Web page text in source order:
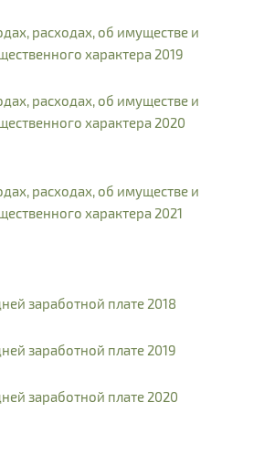
расходах, об имуществе и
характера 2019
расходах, об имуществе и
характера 2020
расходах, об имуществе и
характера 2021
заработной плате 2018
заработной плате 2019
заработной плате 2020